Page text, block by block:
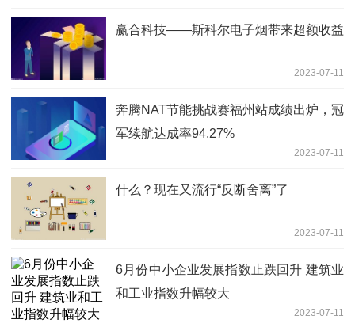
赢合科技——斯科尔电子烟带来超额收益
2023-07-11
奔腾NAT节能挑战赛福州站成绩出炉，冠
军续航达成率94.27%
2023-07-11
什么？现在又流行“反断舍离”了
2023-07-11
6月份中小企业发展指数止跌回升 建筑业
和工业指数升幅较大
2023-07-11